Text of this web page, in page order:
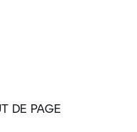
DE PAGE